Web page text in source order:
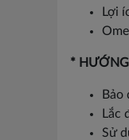
Lợi
*
Lắc
Sử